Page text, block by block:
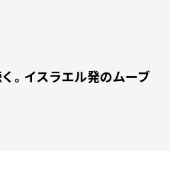
。イスラエル発のムーブ